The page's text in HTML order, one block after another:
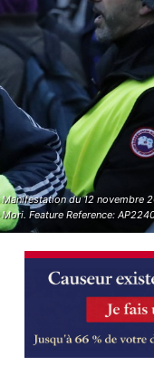
Manifestation du 12 novembre
Mori. Feature Reference: